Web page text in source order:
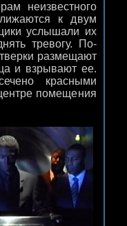
неизвестного
к двум
услышали их
тревогу. По-
размещают
и взрывают ее.
красными
помещения